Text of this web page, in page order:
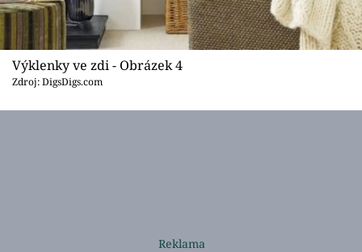
Výklenky ve zdi - Obrázek 4
Zdroj: DigsDigs.com